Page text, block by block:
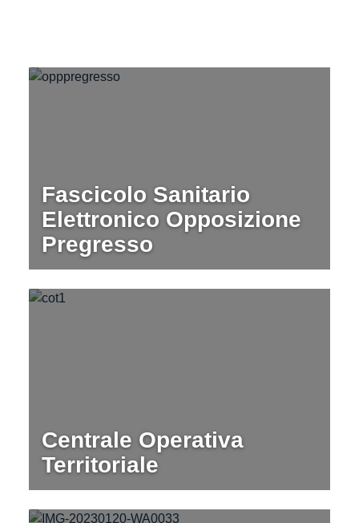
Fascicolo Sanitario
Elettronico Opposizione
Pregresso
Centrale Operativa
Territoriale